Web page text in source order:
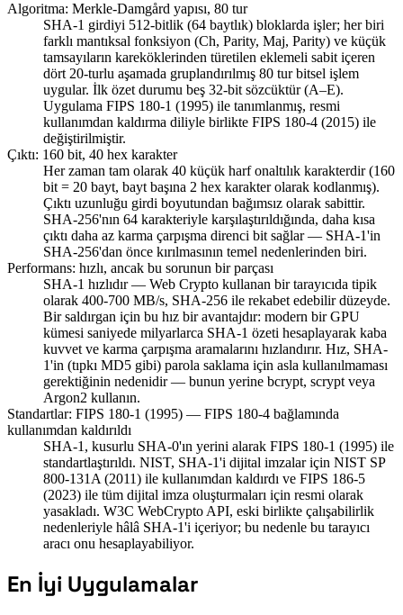
Algoritma: Merkle-Damgård yapısı, 80 tur
SHA-1 girdiyi 512-bitlik (64 baytlık) bloklarda işler; her biri
farklı mantıksal fonksiyon (Ch, Parity, Maj, Parity) ve küçük
tamsayıların kareköklerinden türetilen eklemeli sabit içeren
dört 20-turlu aşamada gruplandırılmış 80 tur bitsel işlem
uygular. İlk özet durumu beş 32-bit sözcüktür (A–E).
Uygulama FIPS 180-1 (1995) ile tanımlanmış, resmi
kullanımdan kaldırma diliyle birlikte FIPS 180-4 (2015) ile
değiştirilmiştir.
Çıktı: 160 bit, 40 hex karakter
Her zaman tam olarak 40 küçük harf onaltılık karakterdir (160
bit = 20 bayt, bayt başına 2 hex karakter olarak kodlanmış).
Çıktı uzunluğu girdi boyutundan bağımsız olarak sabittir.
SHA-256'nın 64 karakteriyle karşılaştırıldığında, daha kısa
çıktı daha az karma çarpışma direnci bit sağlar — SHA-1'in
SHA-256'dan önce kırılmasının temel nedenlerinden biri.
Performans: hızlı, ancak bu sorunun bir parçası
SHA-1 hızlıdır — Web Crypto kullanan bir tarayıcıda tipik
olarak 400-700 MB/s, SHA-256 ile rekabet edebilir düzeyde.
Bir saldırgan için bu hız bir avantajdır: modern bir GPU
kümesi saniyede milyarlarca SHA-1 özeti hesaplayarak kaba
kuvvet ve karma çarpışma aramalarını hızlandırır. Hız, SHA-
1'in (tıpkı MD5 gibi) parola saklama için asla kullanılmaması
gerektiğinin nedenidir — bunun yerine bcrypt, scrypt veya
Argon2 kullanın.
Standartlar: FIPS 180-1 (1995) — FIPS 180-4 bağlamında
kullanımdan kaldırıldı
SHA-1, kusurlu SHA-0'ın yerini alarak FIPS 180-1 (1995) ile
standartlaştırıldı. NIST, SHA-1'i dijital imzalar için NIST SP
800-131A (2011) ile kullanımdan kaldırdı ve FIPS 186-5
(2023) ile tüm dijital imza oluşturmaları için resmi olarak
yasakladı. W3C WebCrypto API, eski birlikte çalışabilirlik
nedenleriyle hâlâ SHA-1'i içeriyor; bu nedenle bu tarayıcı
aracı onu hesaplayabiliyor.
En İyi Uygulamalar